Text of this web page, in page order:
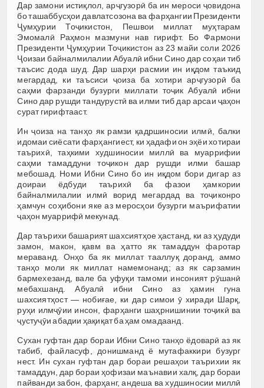
Дар замони истиқлол, арҷгузорӣ ба ин мероси ҷовидона
бо ташаббусҳои давлатсозона ва фарҳангии Президенти
Ҷумҳурии Тоҷикистон, Пешвои миллат муҳтарам
Эмомалӣ Раҳмон мазмуни нав гирифт. Бо Фармони
Президенти Ҷумҳурии Тоҷикистон аз 23 майи соли 2026
Ҷоизаи байналмилалии Абуалӣ ибни Сино дар соҳаи тиб
таъсис дода шуд. Дар шарҳи расмии ин иқдом таъкид
мегардад, ки таъсиси ҷоиза ба хотири арҷгузорӣ ба
саҳми фарзанди бузурги миллати тоҷик Абуалӣ ибни
Сино дар рушди тандурустӣ ва илми тиб дар арсаи ҷаҳон
сурат гирифтааст.
Ин ҷоиза на танҳо як рамзи қадршиносии илмӣ, балки
идомаи сиёсати фарҳангиест, ки ҳадафи он эҳёи хотираи
таърихӣ, таҳкими худшиносии миллӣ ва муаррифии
саҳми тамаддуни тоҷикон дар рушди илми башар
мебошад. Номи Ибни Сино бо ин иқдом бори дигар аз
доираи ёдбуди таърихӣ ба фазои ҳамкории
байналмилалии илмӣ ворид мегардад ва тоҷиконро
ҳамчун соҳибони яке аз меросҳои бузурги маърифатии
ҷаҳон муаррифӣ мекунад.
Дар таърихи башарият шахсиятҳое ҳастанд, ки аз ҳудуди
замон, макон, қавм ва ҳатто як тамаддун фаротар
мераванд. Онҳо ба як миллат тааллуқ доранд, аммо
танҳо моли як миллат намемонанд; аз як сарзамин
бармехезанд, вале ба уфуқи тамоми инсоният рӯшанӣ
мебахшанд. Абуалӣ ибни Сино аз ҳамин гуна
шахсиятҳост — нобиғае, ки дар симои ӯ хиради Шарқ,
руҳи илмҷӯии инсон, фарҳанги шаҳрнишинии тоҷикӣ ва
ҷустуҷӯи абадии ҳақиқат ба ҳам омадаанд.
Сухан гуфтан дар бораи Ибни Сино танҳо ёдоварӣ аз як
табиб, файласуф, донишманд ё мутафаккири бузург
нест. Ин сухан гуфтан дар бораи решаҳои таърихии як
тамаддун, дар бораи ҳофизаи маънавии халқ, дар бораи
пайванди забон, фарҳанг, андеша ва худшиносии миллӣ